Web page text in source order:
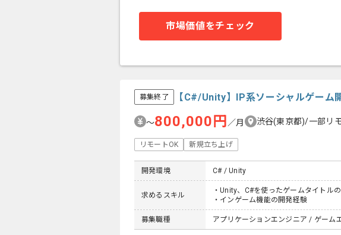
市場価値をチェック
募集終了 【C#/Unity】IP系ソーシャルゲーム
〜800,000円 ／月 渋谷(東京都)/一部リ
リモートOK 新規立ち上げ
開発環境 C# / Unity
求めるスキル
・Unity、C#を使ったゲームタイトル
・インゲーム機能の開発経験
募集職種 アプリケーションエンジニア / ゲーム